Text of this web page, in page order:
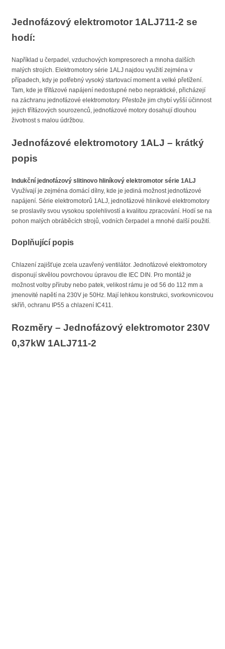
Jednofázový elektromotor 1ALJ711-2 se
hodí:
Například u čerpadel, vzduchových kompresorech a mnoha dalších
malých strojích. Elektromotory série 1ALJ najdou využití zejména v
případech, kdy je potřebný vysoký startovací moment a velké přetížení.
Tam, kde je třífázové napájení nedostupné nebo nepraktické, přicházejí
na záchranu jednofázové elektromotory. Přestože jim chybí vyšší účinnost
jejich třífázových sourozenců, jednofázové motory dosahují dlouhou
životnost s malou údržbou.
Jednofázové elektromotory 1ALJ – krátký
popis
Indukční jednofázový slitinovo hliníkový elektromotor série 1ALJ
Využívají je zejména domácí dílny, kde je jediná možnost jednofázové
napájení. Série elektromotorů 1ALJ, jednofázové hliníkové elektromotory
se proslavily svou vysokou spolehlivostí a kvalitou zpracování. Hodí se na
pohon malých obráběcích strojů, vodních čerpadel a mnohé další použití.
Doplňující popis
Chlazení zajišťuje zcela uzavřený ventilátor. Jednofázové elektromotory
disponují skvělou povrchovou úpravou dle IEC DIN. Pro montáž je
možnost volby příruby nebo patek, velikost rámu je od 56 do 112 mm a
jmenovité napětí na 230V je 50Hz. Mají lehkou konstrukci, svorkovnicovou
skříň, ochranu IP55 a chlazení IC411.
Rozměry – Jednofázový elektromotor 230V
0,37kW 1ALJ711-2